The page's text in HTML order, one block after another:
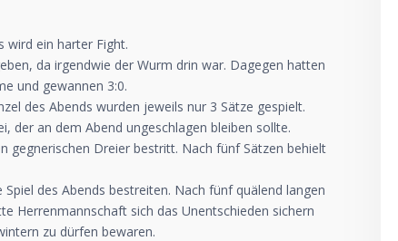
wird ein harter Fight.
da irgendwie der Wurm drin war. Dagegen hatten
und gewannen 3:0.
des Abends wurden jeweils nur 3 Sätze gespielt.
der an dem Abend ungeschlagen bleiben sollte.
gegnerischen Dreier bestritt. Nach fünf Sätzen behielt
des Abends bestreiten. Nach fünf quälend langen
Herrenmannschaft sich das Unentschieden sichern
zu dürfen bewaren.